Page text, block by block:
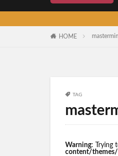
HOME
TAG
Warning: Trying
content/